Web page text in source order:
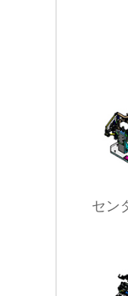
セン